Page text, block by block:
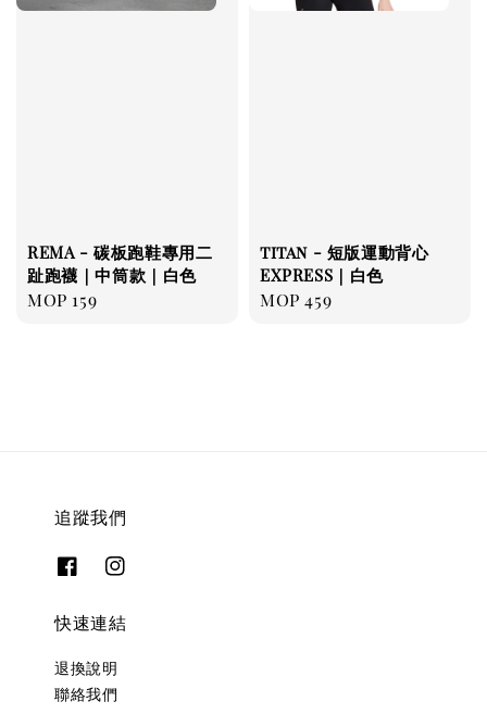
REMA - 碳板跑鞋專用二
趾跑襪｜中筒款｜白色
Regular
MOP 159
titan - 短版運動背心
EXPRESS｜白色
Regular
MOP 459
追蹤我們
快速連結
退換說明
聯絡我們